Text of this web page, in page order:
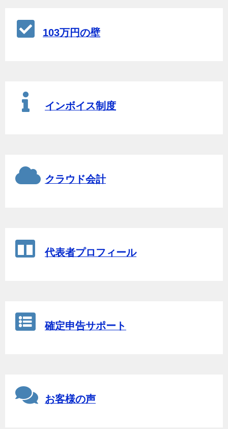
103万円の壁
インボイス制度
クラウド会計
代表者プロフィール
確定申告サポート
お客様の声